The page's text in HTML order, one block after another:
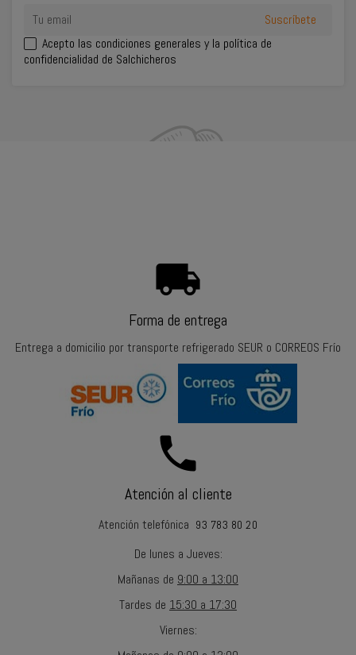
Acepto las condiciones generales y la política de
confidencialidad de Salchicheros
local_shipping
Forma de entrega
Entrega a domicilio por transporte refrigerado SEUR o CORREOS Frío
call
Atención al cliente
Atención telefónica 93 783 80 20
De lunes a Jueves:
Mañanas de 9:00 a 13:00
Tardes de 15:30 a 17:30
Viernes: